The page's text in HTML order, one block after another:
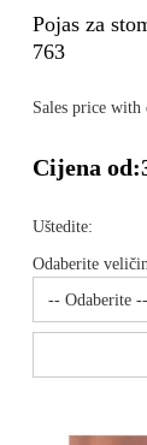
Pojas za
763
Sales price with
Cijena od:
Uštedite:
Odaberite